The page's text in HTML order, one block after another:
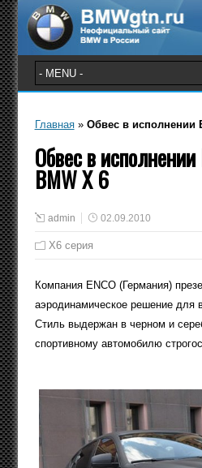
Главная» Обвес в исполнении
Обвес в исполнении
BMW X 6
admin 02.09.2010
X6 серия
Компания ENCO (Германия)
аэродинамическое решение для
Стиль выдержан в черном и
спортивному автомобилю